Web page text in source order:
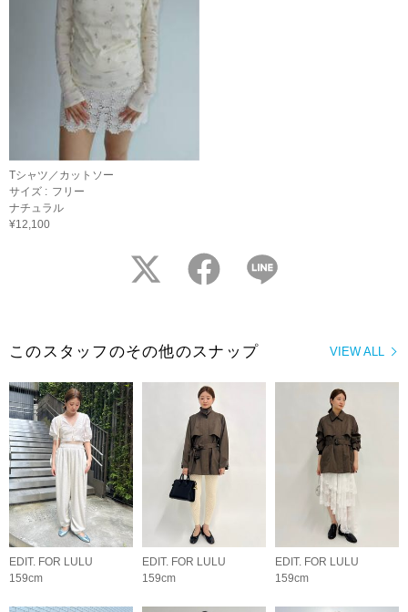
Tシャツ／カットソー
サイズ : フリー
ナチュラル
¥12,100
twitter facebook
VIEW ALL
このスタッフのその他のスナップ
EDIT. FOR LULU
159cm
EDIT. FOR LULU
159cm
EDIT. FOR LULU
159cm